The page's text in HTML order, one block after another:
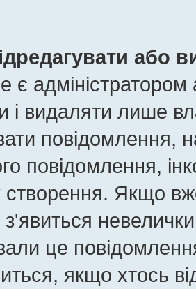
або
є
і видаляти лише
повідомлення,
повідомлення,
Якщо
це
якщо хтось